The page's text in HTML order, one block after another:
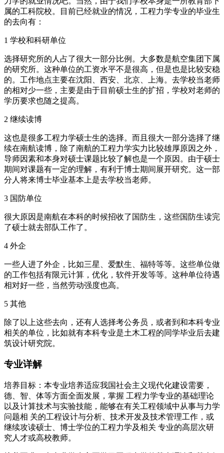
属的工科院校。目前已经就业的情况，工程力学专业的毕业生
的去向有：
1 学校和科研单位
选择研究所的人占了很大一部分比例。大多数是航空集团下属
的研究所。这种单位的工资水平不是很高，但是也是比较安稳
的。工作地点主要在沈阳、西安、北京、上海。去学校当老师
的相对少一些，主要是由于目前硕士生的扩招，学校对老师的
学历要求也随之提高。
2 继续读博
这也是很多工程力学硕士生的选择。而且很大一部分选择了继
续在南航读博，除了南航的工程力学实力比较雄厚原因之外，
导师因素和本身对硕士课题比较了解也是一个原因。由于硕士
期间对课题有一定的理解，有利于博士期间展开研究。这一部
分人将来博士毕业基本上是去学校当老师。
3 国防单位
很大原因是南航在本科的时候招收了国防生，这些国防生读完
了硕士就去部队工作了。
4 外企
一些人进了外企，比如三星、爱默生、福特等等。这些单位做
的工作包括有限元计算，优化，软件开发等等。这种单位待遇
相对好一些，当然劳动强度也高。
5 其他
除了以上这些去向，还有人选择考公务员，或者到和本科专业
相关的单位，比如就有本科专业是土木工程的同学毕业后去建
筑设计研究院。
专业详解
培养目标：本专业培养适应我国社会主义现代化建设需要，
德、智、体等方面全面发展，掌握 工程力学专业的基础理论
以及计算技术与实验技能，能够在有关工程领域中从事与力学
问题相 关的工程设计与分析、技术开发及技术管理工作，或
继续攻读硕士、博士学位的工程力学及相关 专业的高层次研
究人才或高校教师。